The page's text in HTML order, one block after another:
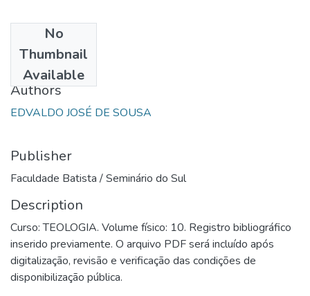
No
Thumbnail
Available
1989
Authors
EDVALDO JOSÉ DE SOUSA
Publisher
Faculdade Batista / Seminário do Sul
Description
Curso: TEOLOGIA. Volume físico: 10. Registro bibliográfico
inserido previamente. O arquivo PDF será incluído após
digitalização, revisão e verificação das condições de
disponibilização pública.